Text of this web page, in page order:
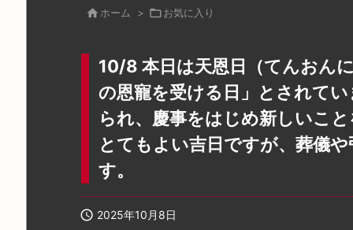
 ホーム > お気に入り
10/8 本日は天恩日（てんおん
の恩寵を受ける日」とされて
られ、慶事をはじめ新しいこ
とてもよい吉日ですが、葬儀
す。
 2025年10月8日